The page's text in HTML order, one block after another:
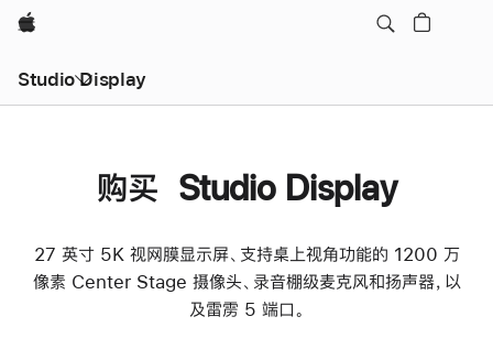
Apple
Studio Display
购买 Studio Display
27 英寸 5K 视网膜显示屏、支持桌上视角功能的 1200 万
像素 Center Stage 摄像头、录音棚级麦克风和扬声器，以
及雷雳 5 端口。